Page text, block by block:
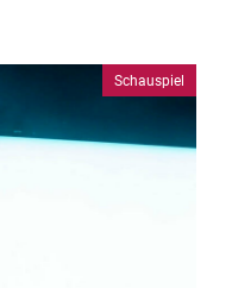
Schauspiel